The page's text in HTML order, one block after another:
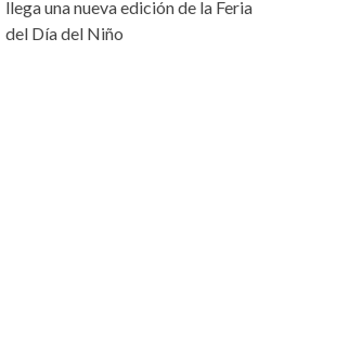
llega una nueva edición de la Feria
del Día del Niño